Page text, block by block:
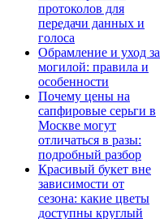
протоколов для
передачи данных и
голоса
Обрамление и уход за
могилой: правила и
особенности
Почему цены на
сапфировые серьги в
Москве могут
отличаться в разы:
подробный разбор
Красивый букет вне
зависимости от
сезона: какие цветы
доступны круглый